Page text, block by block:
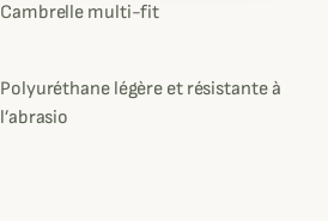
Cambrelle multi-fit
Polyuréthane légère et résistante à
l’abrasio